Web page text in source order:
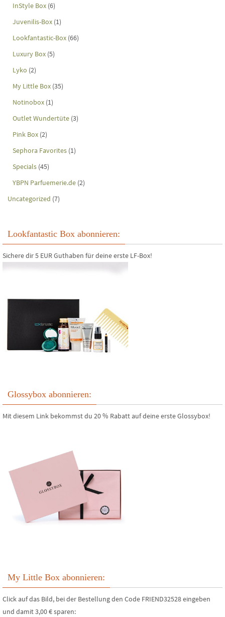
InStyle Box (6)
Juvenilis-Box (1)
Lookfantastic-Box (66)
Luxury Box (5)
Lyko (2)
My Little Box (35)
Notinobox (1)
Outlet Wundertüte (3)
Pink Box (2)
Sephora Favorites (1)
Specials (45)
YBPN Parfuemerie.de (2)
Uncategorized (7)
Lookfantastic Box abonnieren:
Sichere dir 5 EUR Guthaben für deine erste LF-Box!
Glossybox abonnieren:
Mit diesem Link bekommst du 20 % Rabatt auf deine erste Glossybox!
My Little Box abonnieren:
Click auf das Bild, bei der Bestellung den Code FRIEND32528 eingeben
und damit 3,00 € sparen: